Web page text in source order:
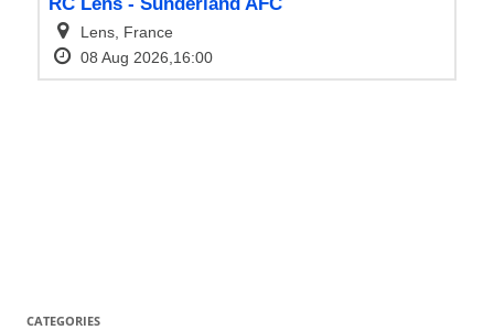
CATEGORIES